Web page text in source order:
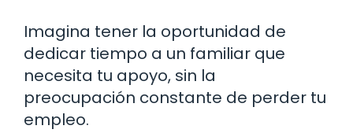
Imagina tener la oportunidad de
dedicar tiempo a un familiar que
necesita tu apoyo, sin la
preocupación constante de perder tu
empleo.